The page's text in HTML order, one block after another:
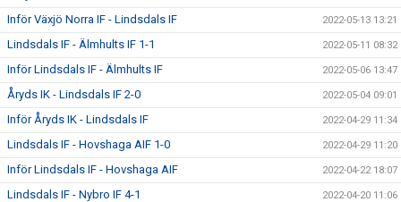
Inför Växjö Norra IF - Lindsdals IF 2022-05-13 13:21
Lindsdals IF - Älmhults IF 1-1 2022-05-11 08:32
Inför Lindsdals IF - Älmhults IF 2022-05-06 13:47
Åryds IK - Lindsdals IF 2-0 2022-05-04 09:01
Inför Åryds IK - Lindsdals IF 2022-04-29 11:34
Lindsdals IF - Hovshaga AIF 1-0 2022-04-29 11:20
Inför Lindsdals IF - Hovshaga AIF 2022-04-22 18:07
Lindsdals IF - Nybro IF 4-1 2022-04-20 11:06